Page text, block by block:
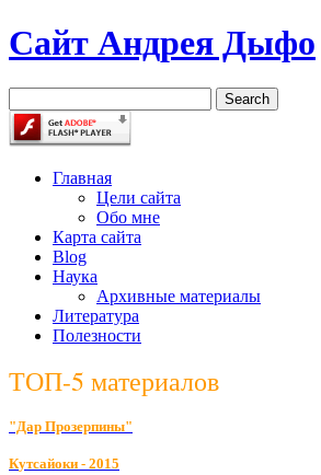
Сайт Андрея Дыфо
Главная
Цели сайта
Обо мне
Карта сайта
Blog
Наука
Архивные материалы
Литература
Полезности
ТОП-5 материалов
"Дар Прозерпины"
Кутсайоки - 2015